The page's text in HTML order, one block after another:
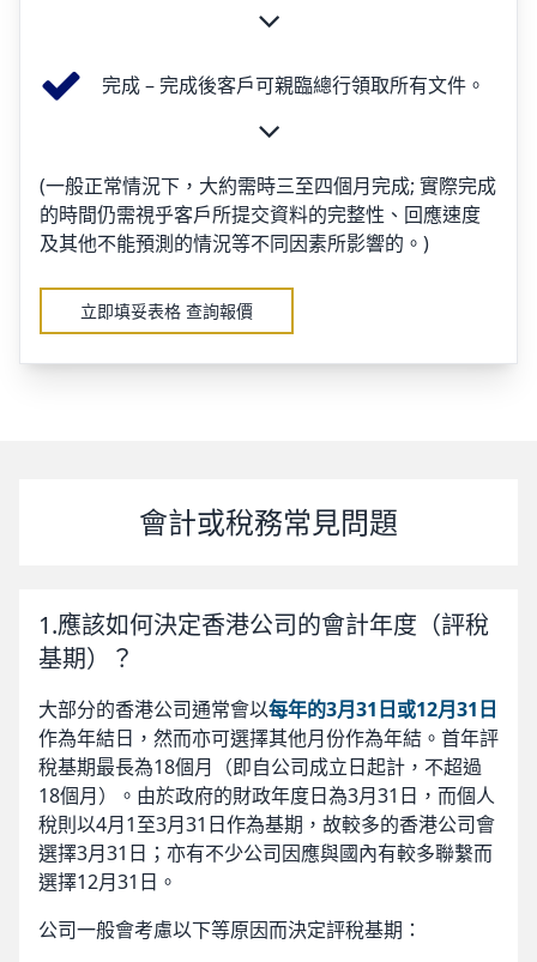
完成 – 完成後客戶可親臨總行領取所有文件。
(一般正常情況下，大約需時三至四個月完成; 實際完成
的時間仍需視乎客戶所提交資料的完整性、回應速度
及其他不能預測的情況等不同因素所影響的。)
立即填妥表格 查詢報價
會計或稅務常見問題
1.應該如何決定香港公司的會計年度（評稅
基期）？
大部分的香港公司通常會以每年的3月31日或12月31日
作為年結日，然而亦可選擇其他月份作為年結。首年評
稅基期最長為18個月（即自公司成立日起計，不超過
18個月）。由於政府的財政年度日為3月31日，而個人
稅則以4月1至3月31日作為基期，故較多的香港公司會
選擇3月31日；亦有不少公司因應與國內有較多聯繫而
選擇12月31日。
公司一般會考慮以下等原因而決定評稅基期：